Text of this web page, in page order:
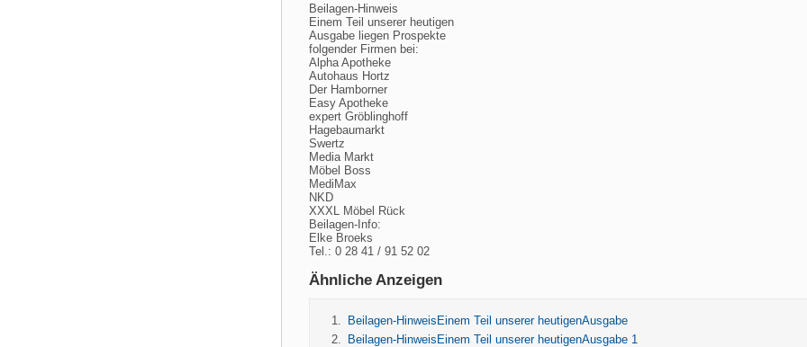
Beilagen-Hinweis
Einem Teil unserer heutigen
Ausgabe liegen Prospekte
folgender Firmen bei:
Alpha Apotheke
Autohaus Hortz
Der Hamborner
Easy Apotheke
expert Gröblinghoff
Hagebaumarkt
Swertz
Media Markt
Möbel Boss
MediMax
NKD
XXXL Möbel Rück
Beilagen-Info:
Elke Broeks
Tel.: 0 28 41 / 91 52 02
Ähnliche Anzeigen
Beilagen-HinweisEinem Teil unserer heutigenAusgabe
Beilagen-HinweisEinem Teil unserer heutigenAusgabe 1